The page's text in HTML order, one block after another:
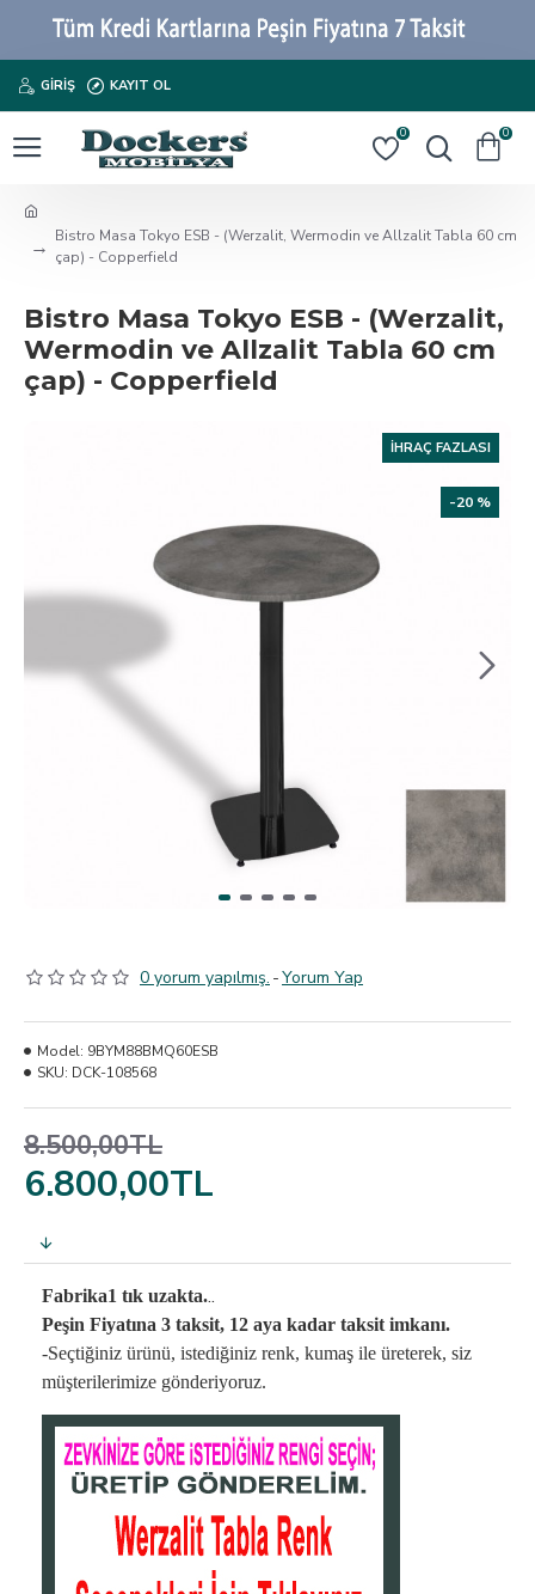
GIRIŞ KAYIT OL
0 0
Bistro Masa Tokyo ESB - (Werzalit, Wermodin ve Allzalit Tabla 60 cm
çap) - Copperfield
Bistro Masa Tokyo ESB - (Werzalit,
Wermodin ve Allzalit Tabla 60 cm
çap) - Copperfield
İHRAÇ FAZLASI
-20 %
0 yorum yapılmış. -Yorum Yap
6.800,00TL
8.500,00TL
Model: 9BYM88BMQ60ESB
SKU: DCK-108568
Fabrika1 tık uzakta...
Peşin Fiyatına 3 taksit, 12 aya kadar taksit imkanı.
-Seçtiğiniz ürünü, istediğiniz renk, kumaş ile üreterek, siz
müşterilerimize gönderiyoruz.